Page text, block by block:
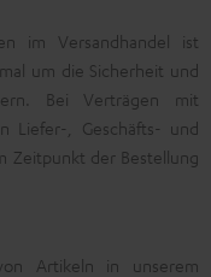
im Versandhandel ist
um die Sicherheit und
Bei Verträgen mit
Liefer-, Geschäfts- und
Zeitpunkt der Bestellung
Artikeln in unserem